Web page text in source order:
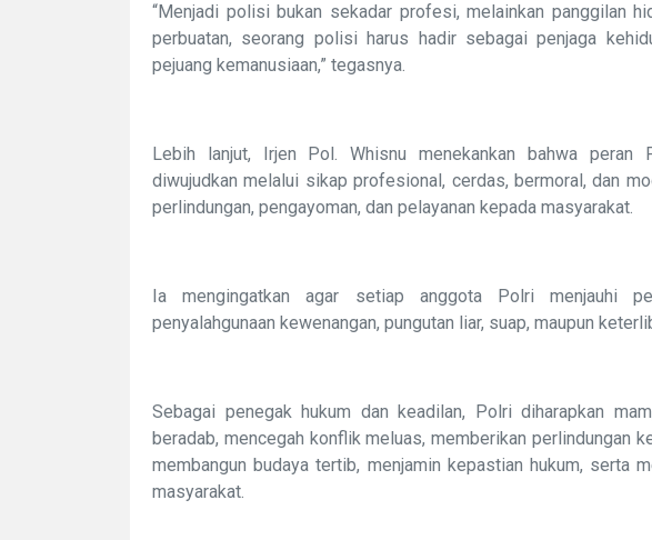
“Menjadi polisi bukan sekadar profesi, melainkan panggilan
perbuatan, seorang polisi harus hadir sebagai penjaga
pejuang kemanusiaan,” tegasnya.
Lebih lanjut, Irjen Pol. Whisnu menekankan bahwa peran
diwujudkan melalui sikap profesional, cerdas, bermoral, dan
perlindungan, pengayoman, dan pelayanan kepada masyarakat.
Ia mengingatkan agar setiap anggota Polri menjauhi
penyalahgunaan kewenangan, pungutan liar, suap, maupun
Sebagai penegak hukum dan keadilan, Polri diharapkan
beradab, mencegah konflik meluas, memberikan perlindungan
membangun budaya tertib, menjamin kepastian hukum, serta
masyarakat.